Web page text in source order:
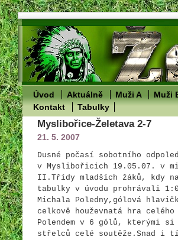
Úvod Aktuálně Muži A Muži
Kontakt
Tabulky
Myslibořice-Želetava 2-7
21. 5. 2007
Dusné počasí sobotního
v Myslibořicich 19.05.07. v
II.Třídy mladších žáků, kdy
tabulky v úvodu prohrávali
Michala Poledny,gólová
celkově houževnatá hra celého
Polendem v 6 gólů, kterými si
střelců celé soutěže.Snad i